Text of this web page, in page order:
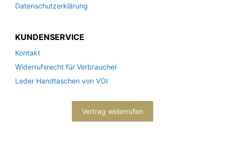
Datenschutzerklärung
KUNDENSERVICE
Kontakt
Widerrufsrecht für Verbraucher
Leder Handtaschen von VOI
Vertrag widerrufen